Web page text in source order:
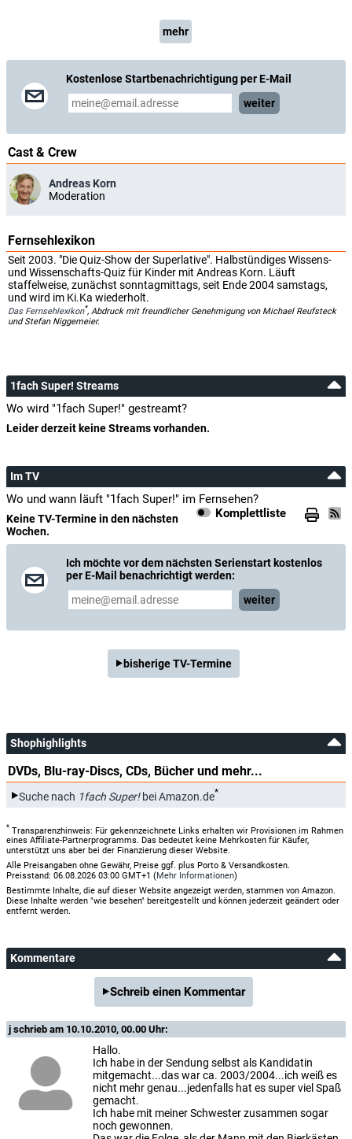
mehr
Kostenlose Startbenachrichtigung per E-Mail
weiter
Cast & Crew
Andreas Korn
Moderation
Fernsehlexikon
Seit 2003. "Die Quiz-Show der Superlative". Halbstündiges Wissens-
und Wissenschafts-Quiz für Kinder mit Andreas Korn. Läuft
staffelweise, zunächst sonntagmittags, seit Ende 2004 samstags,
und wird im Ki.Ka wiederholt.
Das Fernsehlexikon*, Abdruck mit freundlicher Genehmigung von Michael Reufsteck
und Stefan Niggemeier.
1fach Super! Streams
Wo wird "1fach Super!" gestreamt?
Leider derzeit keine Streams vorhanden.
Im TV
Wo und wann läuft "1fach Super!" im Fernsehen?
Komplettliste
Keine TV-Termine in den nächsten
Wochen.
Ich möchte vor dem nächsten Serienstart kostenlos
per E-Mail benachrichtigt werden:
weiter
bisherige TV-Termine
Shophighlights
DVDs, Blu-ray-Discs, CDs, Bücher und mehr...
Suche nach 1fach Super!bei Amazon.de*
* Transparenzhinweis: Für gekennzeichnete Links erhalten wir Provisionen im Rahmen
eines Affiliate-Partnerprogramms. Das bedeutet keine Mehrkosten für Käufer,
unterstützt uns aber bei der Finanzierung dieser Website.
Alle Preisangaben ohne Gewähr, Preise ggf. plus Porto & Versandkosten.
Preisstand: 06.08.2026 03:00 GMT+1 (Mehr Informationen)
Bestimmte Inhalte, die auf dieser Website angezeigt werden, stammen von Amazon.
Diese Inhalte werden "wie besehen" bereitgestellt und können jederzeit geändert oder
entfernt werden.
Kommentare
Schreib einen Kommentar
j schrieb am 10.10.2010, 00.00 Uhr:
Hallo.
Ich habe in der Sendung selbst als Kandidatin
mitgemacht...das war ca. 2003/2004...ich weiß es
nicht mehr genau...jedenfalls hat es super viel Spaß
gemacht.
Ich habe mit meiner Schwester zusammen sogar
noch gewonnen.